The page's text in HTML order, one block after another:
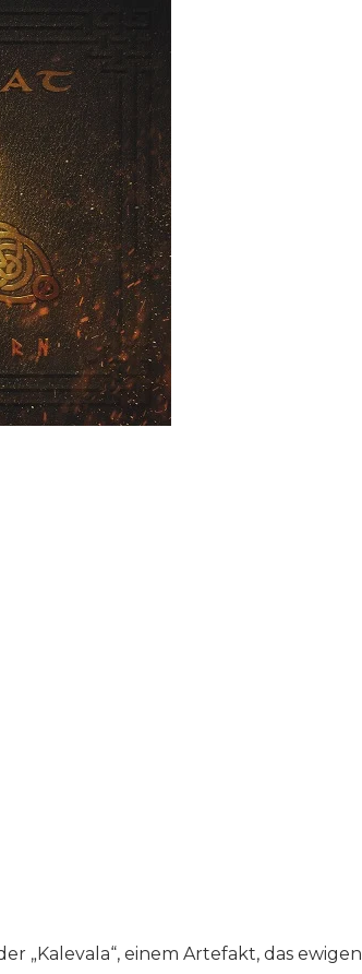
„Kalevala“, einem Artefakt, das ewigen